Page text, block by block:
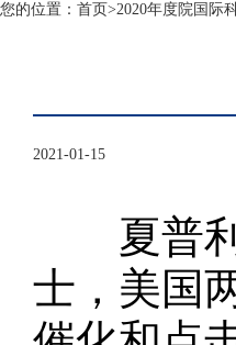
您的位置： 首页>2020年度院国际
2021-01-15
夏普利
士，美国